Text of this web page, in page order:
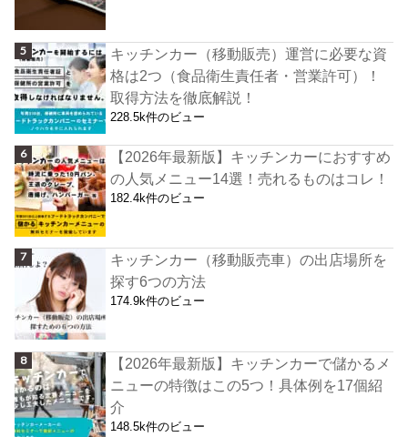
キッチンカー（移動販売）運営に必要な資
格は2つ（食品衛生責任者・営業許可）！
取得方法を徹底解説！
228.5k件のビュー
【2026年最新版】キッチンカーにおすすめ
の人気メニュー14選！売れるものはコレ！
182.4k件のビュー
キッチンカー（移動販売車）の出店場所を
探す6つの方法
174.9k件のビュー
【2026年最新版】キッチンカーで儲かるメ
ニューの特徴はこの5つ！具体例を17個紹
介
148.5k件のビュー